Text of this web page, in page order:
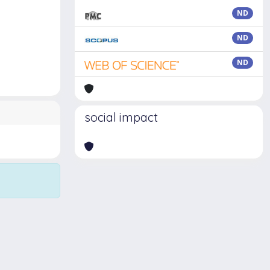
ND
ND
ND
social impact